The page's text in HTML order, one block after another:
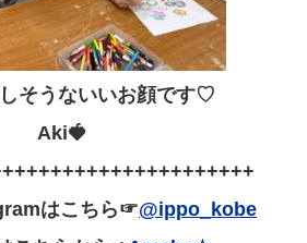
そうないいお顔です♡
Aki🍓
はこちら☞@ippo_kobe